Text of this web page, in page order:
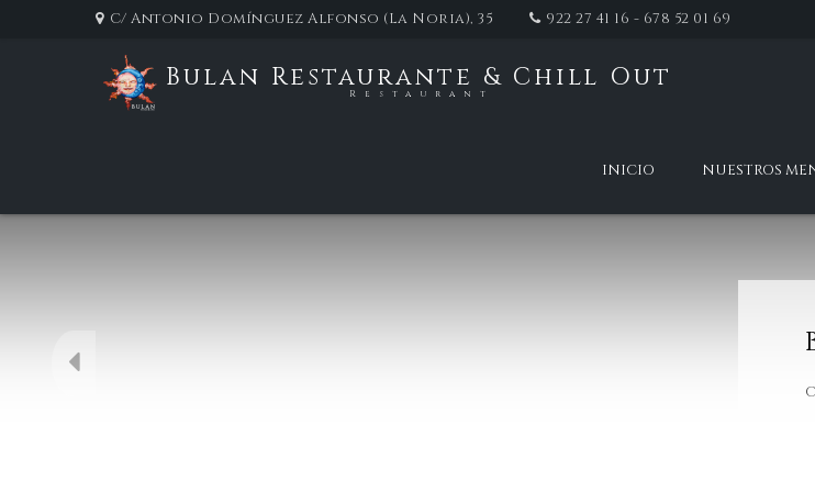
C/ Antonio Domínguez Alfonso (La Noria), 35 922 27 41 16 - 678 52 01 69
Bulan Restaurante & Chill Out
Restaurant
INICIO NUESTROS